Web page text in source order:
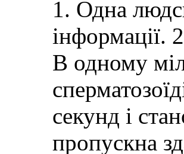
1. Одна
інформації.
В одному
секунд і
пропускна